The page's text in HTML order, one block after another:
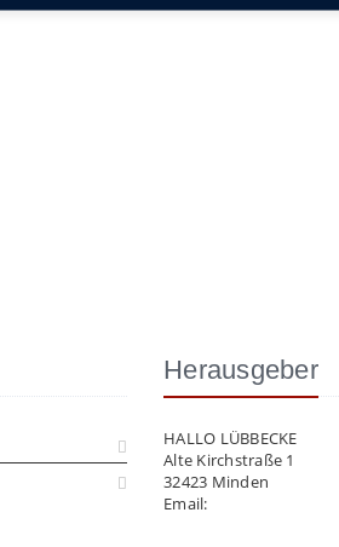
Herausgeber
HALLO LÜBBECKE
Alte Kirchstraße 1
32423 Minden
Email: